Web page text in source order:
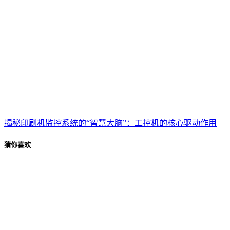
揭秘印刷机监控系统的“智慧大脑”：工控机的核心驱动作用
猜你喜欢